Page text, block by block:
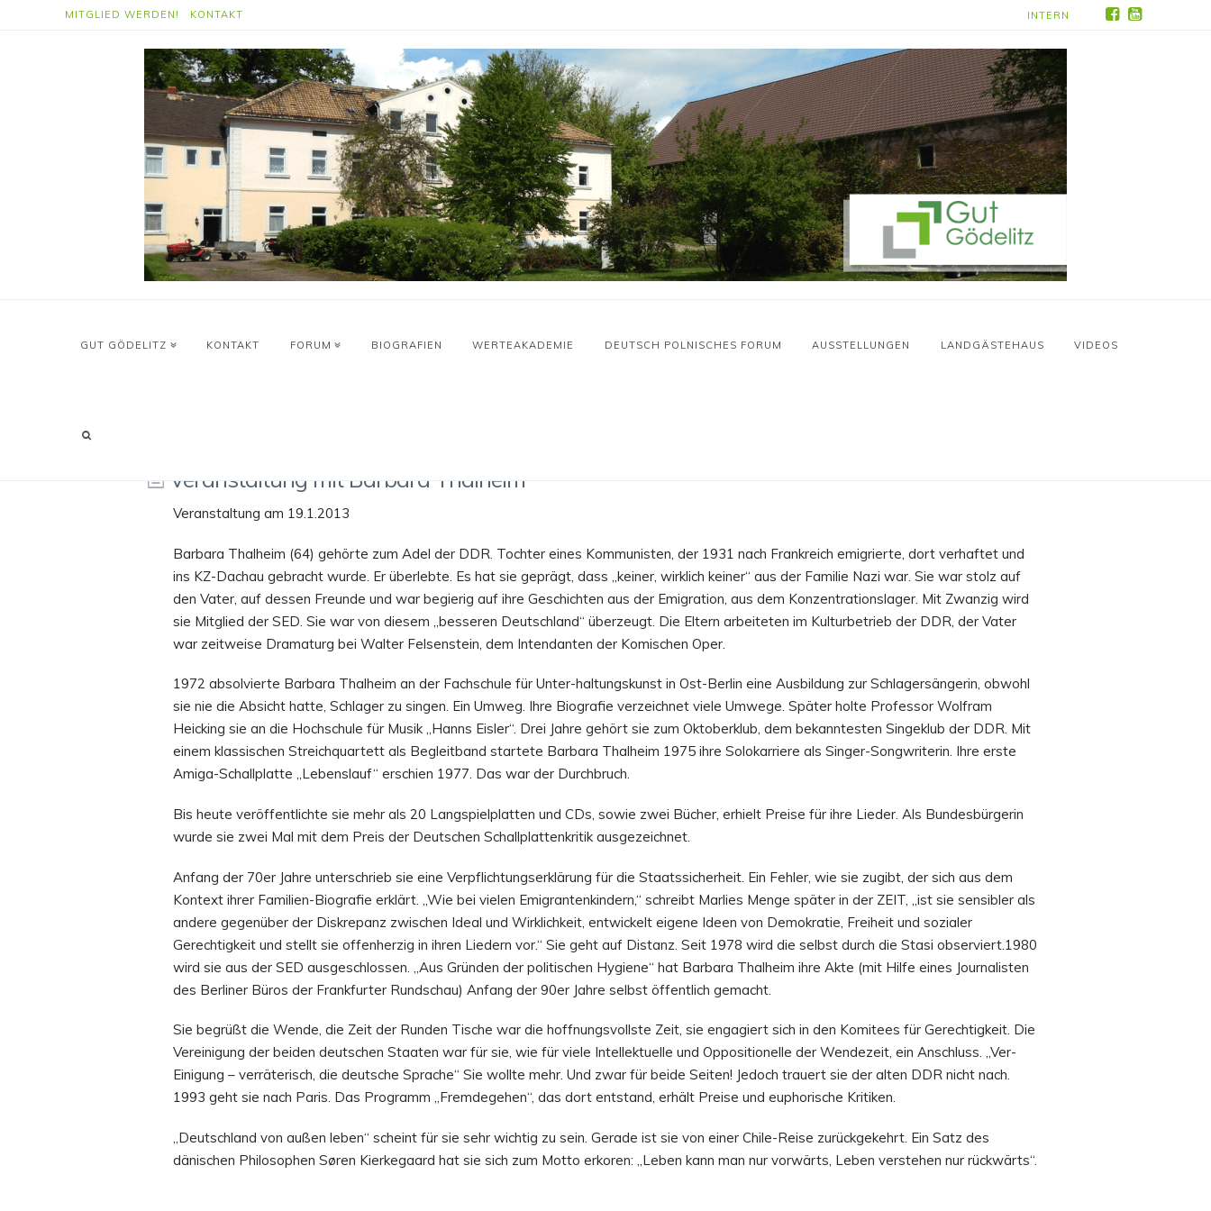
MITGLIED WERDEN! KONTAKT INTERN
GUT GÖDELITZ KONTAKT FORUM BIOGRAFIEN WERTEAKADEMIE DEUTSCH POLNISCHES FORUM AUSSTELLUNGEN LANDGÄSTEHAUS VIDEOS
Veranstaltung mit Barbara Thalheim
Veranstaltung am 19.1.2013
Barbara Thalheim (64) gehörte zum Adel der DDR. Tochter eines Kommunisten, der 1931 nach Frankreich emigrierte, dort verhaftet und
ins KZ-Dachau gebracht wurde. Er überlebte. Es hat sie geprägt, dass „keiner, wirklich keiner“ aus der Familie Nazi war. Sie war stolz auf
den Vater, auf dessen Freunde und war begierig auf ihre Geschichten aus der Emigration, aus dem Konzentrationslager. Mit Zwanzig wird
sie Mitglied der SED. Sie war von diesem „besseren Deutschland“ überzeugt. Die Eltern arbeiteten im Kulturbetrieb der DDR, der Vater
war zeitweise Dramaturg bei Walter Felsenstein, dem Intendanten der Komischen Oper.
1972 absolvierte Barbara Thalheim an der Fachschule für Unter-haltungskunst in Ost-Berlin eine Ausbildung zur Schlagersängerin, obwohl
sie nie die Absicht hatte, Schlager zu singen. Ein Umweg. Ihre Biografie verzeichnet viele Umwege. Später holte Professor Wolfram
Heicking sie an die Hochschule für Musik „Hanns Eisler“. Drei Jahre gehört sie zum Oktoberklub, dem bekanntesten Singeklub der DDR. Mit
einem klassischen Streichquartett als Begleitband startete Barbara Thalheim 1975 ihre Solokarriere als Singer-Songwriterin. Ihre erste
Amiga-Schallplatte „Lebenslauf“ erschien 1977. Das war der Durchbruch.
Bis heute veröffentlichte sie mehr als 20 Langspielplatten und CDs, sowie zwei Bücher, erhielt Preise für ihre Lieder. Als Bundesbürgerin
wurde sie zwei Mal mit dem Preis der Deutschen Schallplattenkritik ausgezeichnet.
Anfang der 70er Jahre unterschrieb sie eine Verpflichtungserklärung für die Staatssicherheit. Ein Fehler, wie sie zugibt, der sich aus dem
Kontext ihrer Familien-Biografie erklärt. „Wie bei vielen Emigrantenkindern,“ schreibt Marlies Menge später in der ZEIT, „ist sie sensibler als
andere gegenüber der Diskrepanz zwischen Ideal und Wirklichkeit, entwickelt eigene Ideen von Demokratie, Freiheit und sozialer
Gerechtigkeit und stellt sie offenherzig in ihren Liedern vor.“ Sie geht auf Distanz. Seit 1978 wird die selbst durch die Stasi observiert.1980
wird sie aus der SED ausgeschlossen. „Aus Gründen der politischen Hygiene“ hat Barbara Thalheim ihre Akte (mit Hilfe eines Journalisten
des Berliner Büros der Frankfurter Rundschau) Anfang der 90er Jahre selbst öffentlich gemacht.
Sie begrüßt die Wende, die Zeit der Runden Tische war die hoffnungsvollste Zeit, sie engagiert sich in den Komitees für Gerechtigkeit. Die
Vereinigung der beiden deutschen Staaten war für sie, wie für viele Intellektuelle und Oppositionelle der Wendezeit, ein Anschluss. „Ver-
Einigung – verräterisch, die deutsche Sprache“ Sie wollte mehr. Und zwar für beide Seiten! Jedoch trauert sie der alten DDR nicht nach.
1993 geht sie nach Paris. Das Programm „Fremdegehen“, das dort entstand, erhält Preise und euphorische Kritiken.
„Deutschland von außen leben“ scheint für sie sehr wichtig zu sein. Gerade ist sie von einer Chile-Reise zurückgekehrt. Ein Satz des
dänischen Philosophen Søren Kierkegaard hat sie sich zum Motto erkoren: „Leben kann man nur vorwärts, Leben verstehen nur rückwärts“.